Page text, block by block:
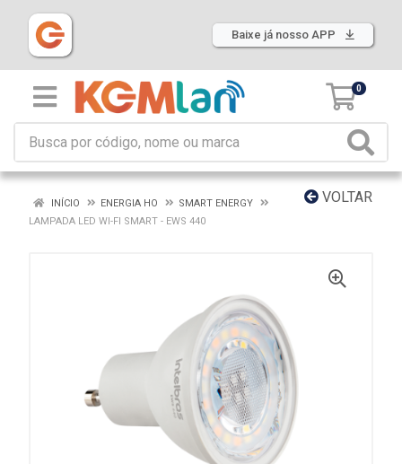
Baixe já nosso APP
0
VOLTAR
INÍCIO ENERGIA HO
SMART ENERGY
LAMPADA LED WI-FI SMART - EWS 440